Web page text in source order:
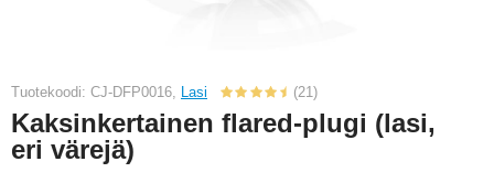
Tuotekoodi: CJ-DFP0016, Lasi (21)
Kaksinkertainen flared-plugi (lasi,
eri värejä)